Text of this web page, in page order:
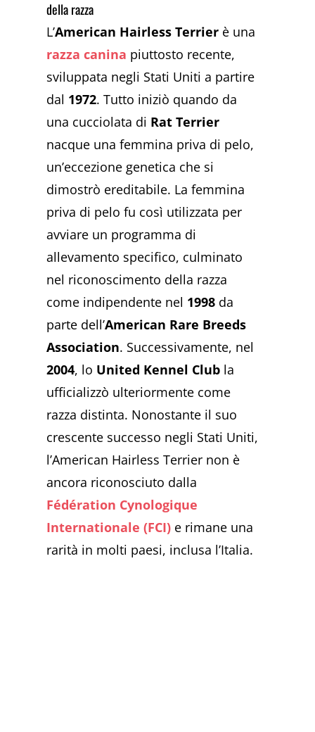
della razza
L’American Hairless Terrier è una
razza canina piuttosto recente,
sviluppata negli Stati Uniti a partire
dal 1972. Tutto iniziò quando da
una cucciolata di Rat Terrier
nacque una femmina priva di pelo,
un’eccezione genetica che si
dimostrò ereditabile. La femmina
priva di pelo fu così utilizzata per
avviare un programma di
allevamento specifico, culminato
nel riconoscimento della razza
come indipendente nel 1998 da
parte dell’American Rare Breeds
Association. Successivamente, nel
2004, lo United Kennel Club la
ufficializzò ulteriormente come
razza distinta. Nonostante il suo
crescente successo negli Stati Uniti,
l’American Hairless Terrier non è
ancora riconosciuto dalla
Fédération Cynologique
Internationale (FCI) e rimane una
rarità in molti paesi, inclusa l’Italia.